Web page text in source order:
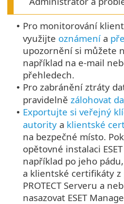
• Pro monitorování
využijte oznámení a
upozornění si můžete
například na e-mail
přehledech.
• Pro zabránění ztráty
pravidelně zálohovat
• Exportujte si veřejný
autority a klientské
na bezpečné místo.
opětovné instalaci
například po jeho
a klientské certifikáty z
PROTECT Serveru a
nasazovat ESET